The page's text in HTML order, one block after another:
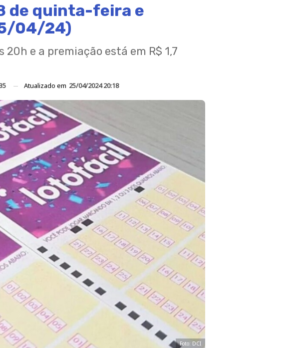
de quinta-feira e
04/24)
e a premiação está em R$ 1,7
Atualizado em 25/04/2024 20:18
Foto: DCI